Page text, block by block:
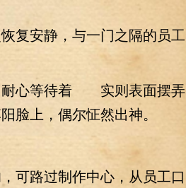
安静，与一门之隔的员工
耐心等待着 实则表面摆弄
脸上，偶尔怔然出神。
路过制作中心，从员工口